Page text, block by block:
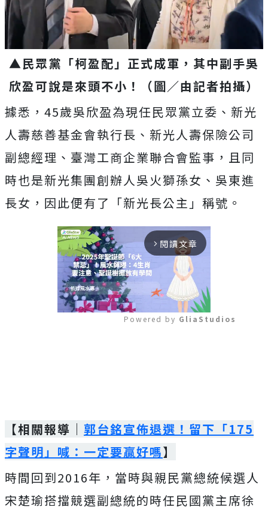
▲民眾黨「柯盈配」正式成軍，其中副手吳
欣盈可說是來頭不小！（圖／由記者拍攝）
據悉，45歲吳欣盈為現任民眾黨立委、新光
人壽慈善基金會執行長、新光人壽保險公司
副總經理、臺灣工商企業聯合會監事，且同
時也是新光集團創辦人吳火獅孫女、吳東進
長女，因此便有了「新光長公主」稱號。
arrow_forward_ios 閱讀文章
Powered by GliaStudios
【相關報導｜ 郭台銘宣佈退選！留下「175
字聲明」喊：一定要贏好嗎】
時間回到2016年，當時與親民黨總統候選人
宋楚瑜搭擋競選副總統的時任民國黨主席徐